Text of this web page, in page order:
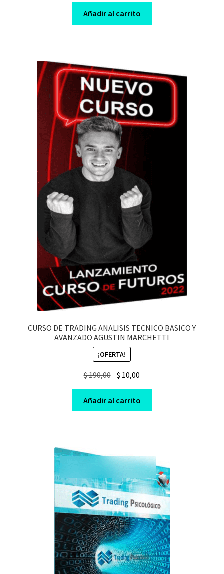
was:
$ 1.700,00.$ 25,00.
Añadir al carrito
CURSO DE TRADING ANALISIS TECNICO BASICO Y
AVANZADO AGUSTIN MARCHETTI
¡OFERTA!
$190,00 Original
was:
$ 190,00.
$ 10,00
is:
$ 10,00.
Añadir al carrito